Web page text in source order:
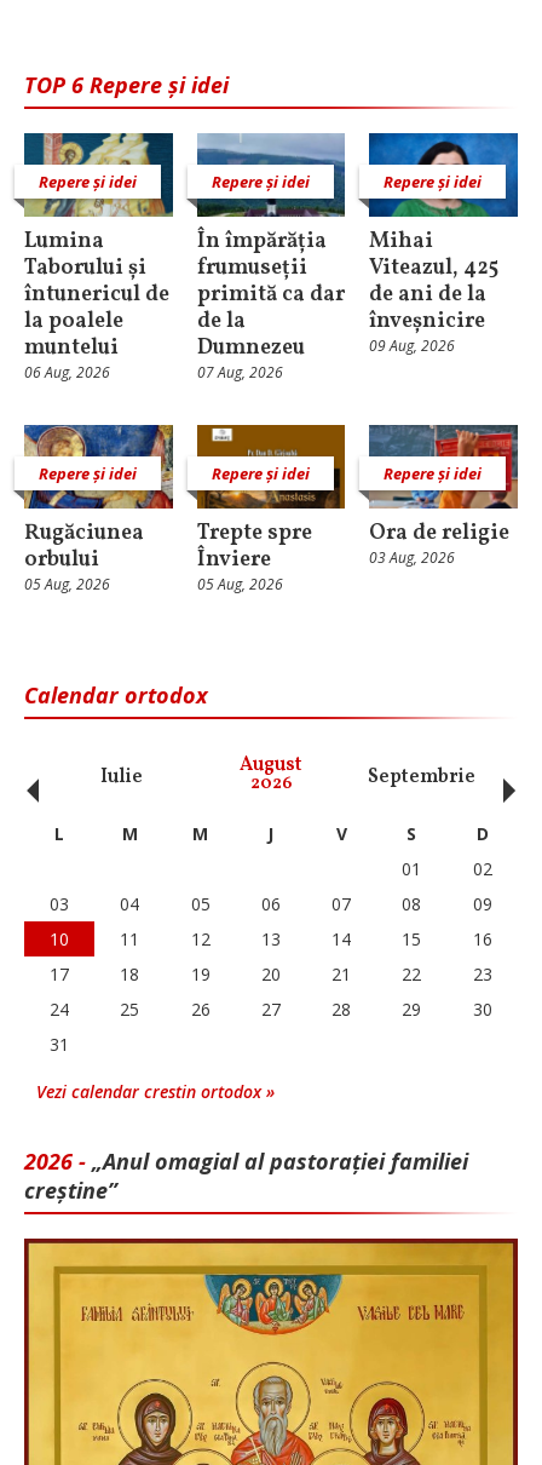
TOP 6 Repere și idei
Repere și idei
Lumina
Taborului și
întunericul de
la poalele
muntelui
06 Aug, 2026
Repere și idei
În împărăția
frumuseții
primită ca dar
de la
Dumnezeu
07 Aug, 2026
Repere și idei
Mihai
Viteazul, 425
de ani de la
înveșnicire
09 Aug, 2026
Repere și idei
Rugăciunea
orbului
05 Aug, 2026
Repere și idei
Trepte spre
Înviere
05 Aug, 2026
Repere și idei
Ora de religie
03 Aug, 2026
Calendar ortodox
Iulie August
2026 Septembrie
‹ L M M J V S
D
01
02
03
04 05 06 07 08
09
10
11 12 13 14 15
16
17
18 19 20 21 22
23
24
25 26 27 28 29
30
31
Vezi calendar crestin ortodox »
2026 - „Anul omagial al pastorației familiei
creștine”